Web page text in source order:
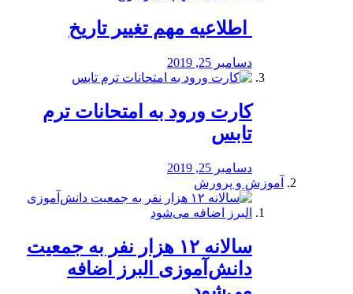
️ اطلاعیه مهم تغییر تاریخ
دسامبر 25, 2019
کارت ورود به امتحانات ترم
تابس
دسامبر 25, 2019
آموزش و پرورش
️سالانه ۱۲ هزار نفر به جمعیت
دانش‌آموزی البرز اضافه